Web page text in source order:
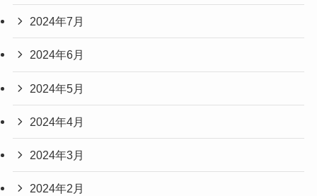
2024年7月
2024年6月
2024年5月
2024年4月
2024年3月
2024年2月